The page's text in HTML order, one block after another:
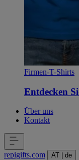
Firmen-T-Shirts
Entdecken
Über uns
Kontakt
repigifts.com AT de